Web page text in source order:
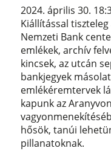
2024. április 30.
Kiállítással
Nemzeti Bank
emlékek, archív
kincsek, az utcán
bankjegyek
emlékéremtervek
kapunk az
hősök, tanúi
pillanatoknak.